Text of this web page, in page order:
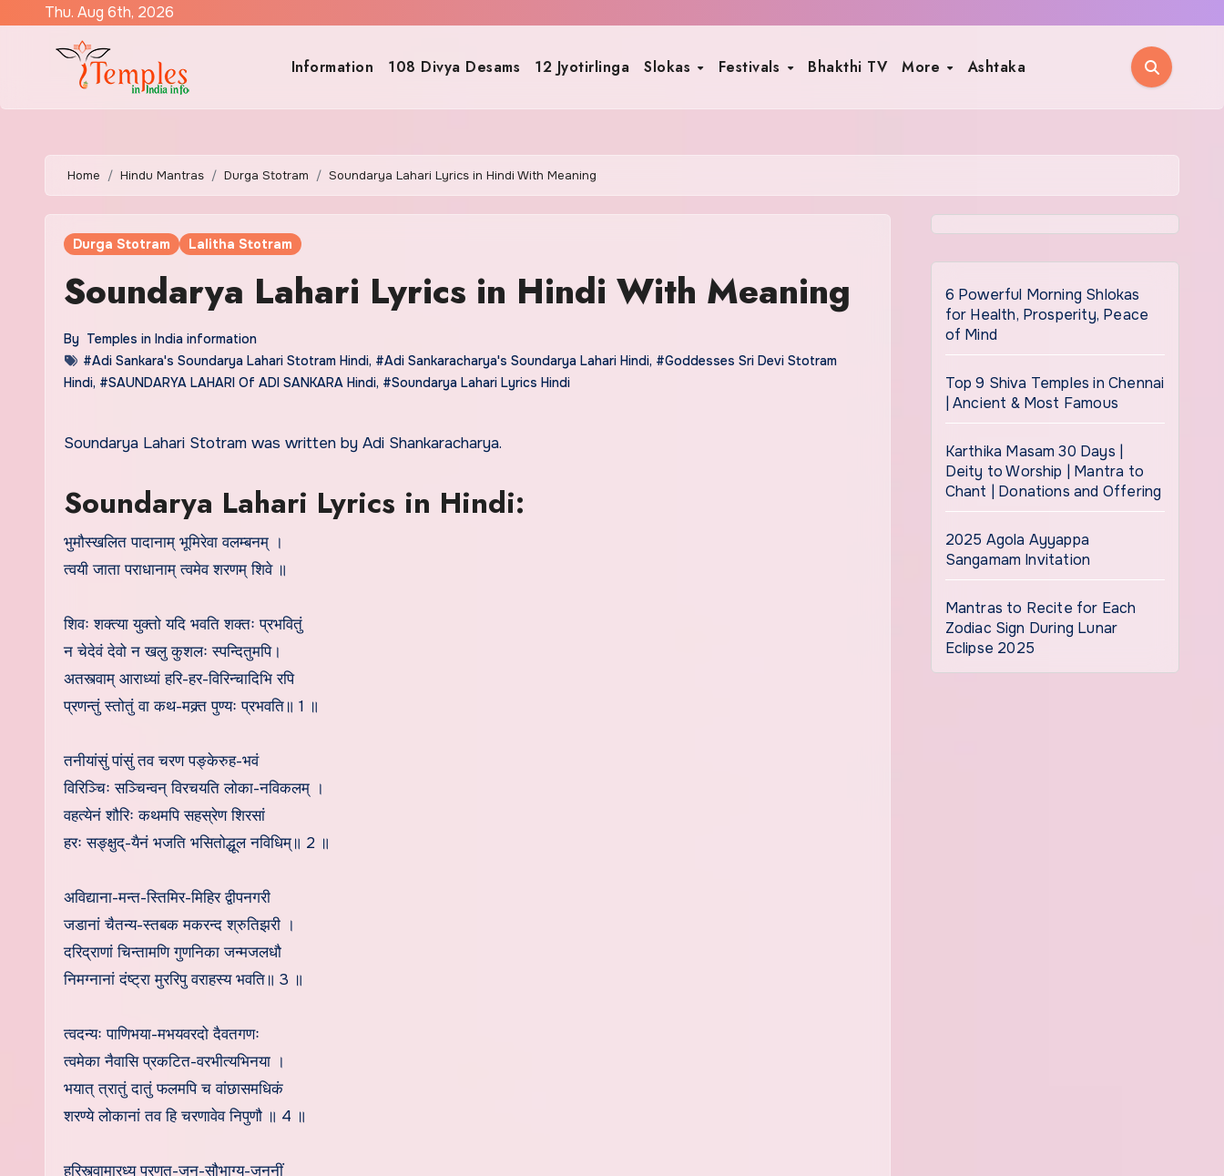
Thu. Aug 6th, 2026
Information 108 Divya Desams 12 Jyotirlinga Slokas Festivals Bhakthi TV More Ashtaka
Home Hindu Mantras Durga Stotram Soundarya Lahari Lyrics in Hindi With Meaning
Durga Stotram Lalitha Stotram
Soundarya Lahari Lyrics in Hindi With Meaning
By Temples in India information
#Adi Sankara's Soundarya Lahari Stotram Hindi, #Adi Sankaracharya's Soundarya Lahari Hindi, #Goddesses Sri Devi Stotram
Hindi, #SAUNDARYA LAHARI Of ADI SANKARA Hindi, #Soundarya Lahari Lyrics Hindi
Soundarya Lahari Stotram was written by Adi Shankaracharya.
Soundarya Lahari Lyrics in Hindi:
भुमौस्खलित पादानाम् भूमिरेवा वलम्बनम् ।
त्वयी जाता पराधानाम् त्वमेव शरणम् शिवे ॥
शिवः शक्त्या युक्तो यदि भवति शक्तः प्रभवितुं
न चेदेवं देवो न खलु कुशलः स्पन्दितुमपि।
अतस्त्वाम् आराध्यां हरि-हर-विरिन्चादिभि रपि
प्रणन्तुं स्तोतुं वा कथ-मक्र्त पुण्यः प्रभवति॥ 1 ॥
तनीयांसुं पांसुं तव चरण पङ्केरुह-भवं
विरिञ्चिः सञ्चिन्वन् विरचयति लोका-नविकलम् ।
वहत्येनं शौरिः कथमपि सहस्रेण शिरसां
हरः सङ्क्षुद्-यैनं भजति भसितोद्धूल नविधिम्॥ 2 ॥
अविद्याना-मन्त-स्तिमिर-मिहिर द्वीपनगरी
जडानां चैतन्य-स्तबक मकरन्द श्रुतिझरी ।
दरिद्राणां चिन्तामणि गुणनिका जन्मजलधौ
निमग्नानां दंष्ट्रा मुररिपु वराहस्य भवति॥ 3 ॥
त्वदन्यः पाणिभया-मभयवरदो दैवतगणः
त्वमेका नैवासि प्रकटित-वरभीत्यभिनया ।
भयात् त्रातुं दातुं फलमपि च वांछासमधिकं
शरण्ये लोकानां तव हि चरणावेव निपुणौ ॥ 4 ॥
हरिस्त्वामारध्य प्रणत-जन-सौभाग्य-जननीं
6 Powerful Morning Shlokas
for Health, Prosperity, Peace
of Mind
Top 9 Shiva Temples in Chennai
| Ancient & Most Famous
Karthika Masam 30 Days |
Deity to Worship | Mantra to
Chant | Donations and Offering
2025 Agola Ayyappa
Sangamam Invitation
Mantras to Recite for Each
Zodiac Sign During Lunar
Eclipse 2025